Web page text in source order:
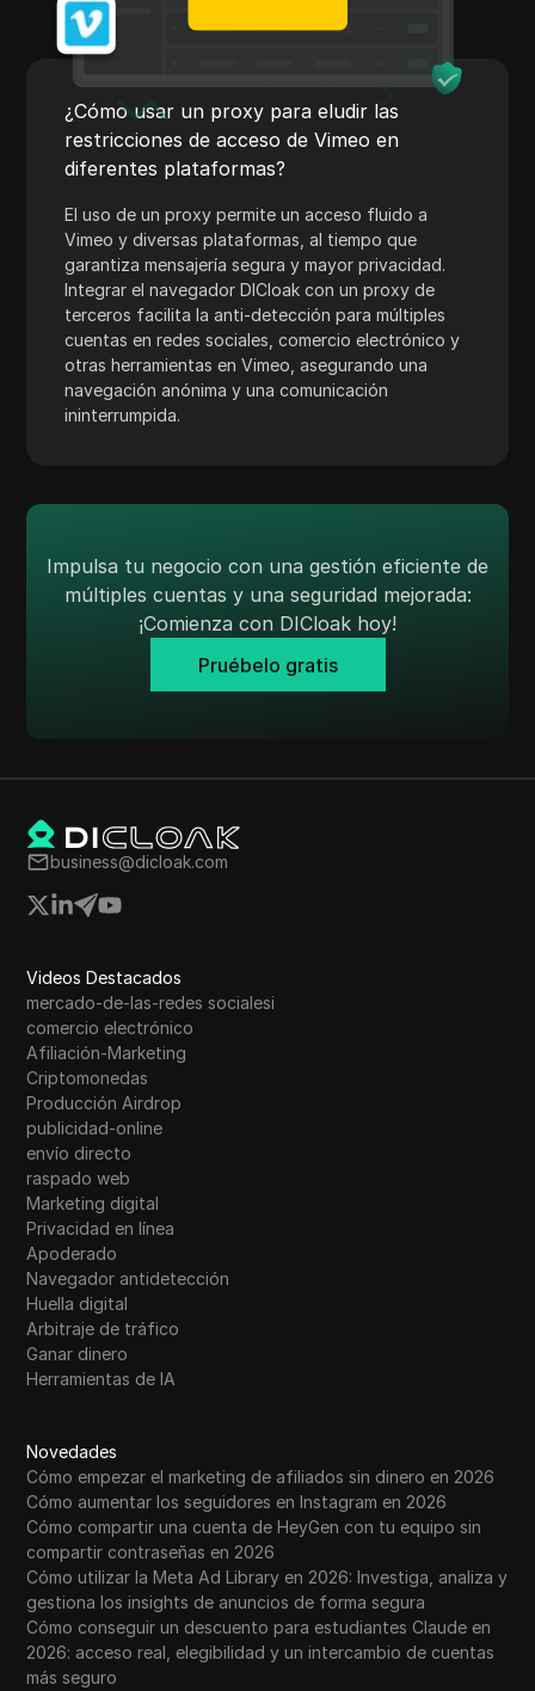
Payoneer
Pinterest
Anuncios de Pinterest
Poshmark
PropellerAds
Quora
Rakuten
Anuncios de Reddit
Skrill
Snapchat
Stripe
Taboola
Objetivo
Telegram
Anuncios de TikTok
TransferWise
Tumblr
Twitch
Twitter/X
Upwork
Venmo
Vimeo
VKontakte
Wayfair
WebMoney
WeChat
Western Union
WhatsApp Business
Deseo
¿Cómo usar un proxy para eludir las
restricciones de acceso de Vimeo en
diferentes plataformas?
El uso de un proxy permite un acceso fluido a
Vimeo y diversas plataformas, al tiempo que
garantiza mensajería segura y mayor privacidad.
Integrar el navegador DICloak con un proxy de
terceros facilita la anti-detección para múltiples
cuentas en redes sociales, comercio electrónico y
otras herramientas en Vimeo, asegurando una
navegación anónima y una comunicación
ininterrumpida.
Impulsa tu negocio con una gestión eficiente de
múltiples cuentas y una seguridad mejorada:
¡Comienza con DICloak hoy!
Pruébelo gratis
business@dicloak.com
Videos Destacados
mercado-de-las-redes socialesi
comercio electrónico
Afiliación-Marketing
Criptomonedas
Producción Airdrop
publicidad-online
envío directo
raspado web
Marketing digital
Privacidad en línea
Apoderado
Navegador antidetección
Huella digital
Arbitraje de tráfico
Ganar dinero
Herramientas de IA
Novedades
Cómo empezar el marketing de afiliados sin dinero en 2026
Cómo aumentar los seguidores en Instagram en 2026
Cómo compartir una cuenta de HeyGen con tu equipo sin
compartir contraseñas en 2026
Cómo utilizar la Meta Ad Library en 2026: Investiga, analiza y
gestiona los insights de anuncios de forma segura
Cómo conseguir un descuento para estudiantes Claude en
2026: acceso real, elegibilidad y un intercambio de cuentas
más seguro